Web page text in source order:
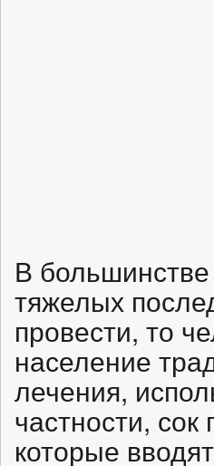
В
тяжелых
провести, то
население
лечения,
частности,
которые